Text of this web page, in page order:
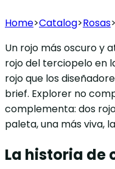
Home>Catalog>Rosas>
Un rojo más oscuro y
rojo del terciopelo en
rojo que los
brief. Explorer no
complementa: dos
paleta, una más viva,
La historia de